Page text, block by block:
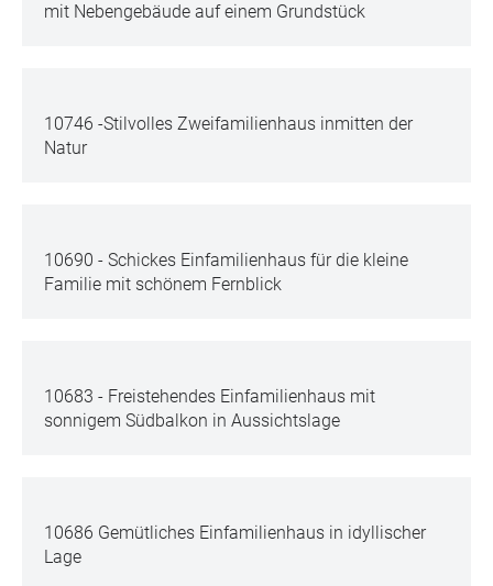
mit Nebengebäude auf einem Grundstück
10746 -Stilvolles Zweifamilienhaus inmitten der
Natur
10690 - Schickes Einfamilienhaus für die kleine
Familie mit schönem Fernblick
10683 - Freistehendes Einfamilienhaus mit
sonnigem Südbalkon in Aussichtslage
10686 Gemütliches Einfamilienhaus in idyllischer
Lage